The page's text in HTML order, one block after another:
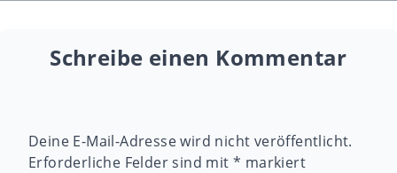
Schreibe einen Kommentar
Deine E-Mail-Adresse wird nicht veröffentlicht.
Erforderliche Felder sind mit * markiert